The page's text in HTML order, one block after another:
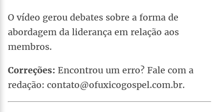
O vídeo gerou debates sobre a forma de
abordagem da liderança em relação aos
membros.
Correções: Encontrou um erro? Fale com a
redação: contato@ofuxicogospel.com.br.